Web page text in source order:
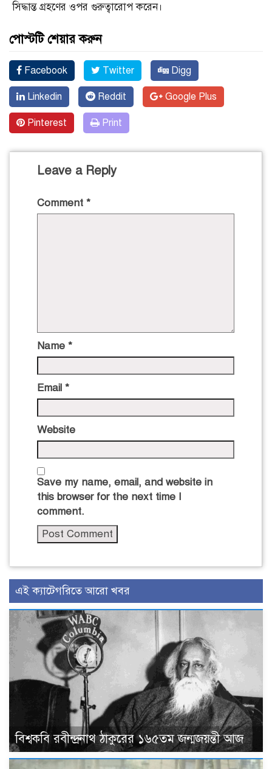
সিদ্ধান্ত গ্রহণের ওপর গুরুত্বারোপ করেন।
পোস্টটি শেয়ার করুন
Facebook Twitter Digg
Linkedin Reddit Google Plus
Pinterest Print
Leave a Reply
Comment *
Name *
Email *
Website
Save my name, email, and website in
this browser for the next time I
comment.
এই ক্যাটেগরিতে আরো খবর
বিশ্বকবি রবীন্দ্রনাথ ঠাকুরের ১৬৫তম জন্মজয়ন্তী আজ